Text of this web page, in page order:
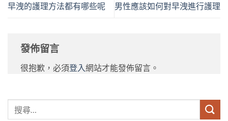
早洩的護理方法都有哪些呢 男性應該如何對早洩進行護理
發佈留言
很抱歉，必須登入 網站才能發佈留言。